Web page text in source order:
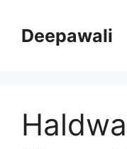
contentDeepawali